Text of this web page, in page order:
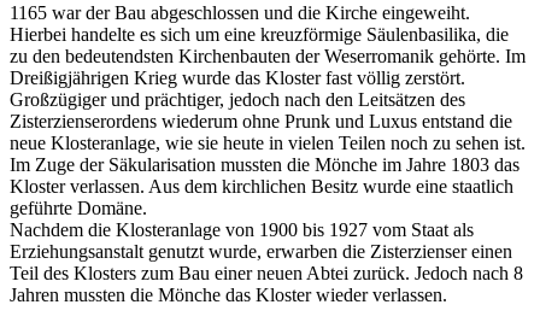
1165 war der Bau abgeschlossen und die Kirche eingeweiht.
Hierbei handelte es sich um eine kreuzförmige Säulenbasilika, die
zu den bedeutendsten Kirchenbauten der Weserromanik gehörte. Im
Dreißigjährigen Krieg wurde das Kloster fast völlig zerstört.
Großzügiger und prächtiger, jedoch nach den Leitsätzen des
Zisterzienserordens wiederum ohne Prunk und Luxus entstand die
neue Klosteranlage, wie sie heute in vielen Teilen noch zu sehen ist.
Im Zuge der Säkularisation mussten die Mönche im Jahre 1803 das
Kloster verlassen. Aus dem kirchlichen Besitz wurde eine staatlich
geführte Domäne.
Nachdem die Klosteranlage von 1900 bis 1927 vom Staat als
Erziehungsanstalt genutzt wurde, erwarben die Zisterzienser einen
Teil des Klosters zum Bau einer neuen Abtei zurück. Jedoch nach 8
Jahren mussten die Mönche das Kloster wieder verlassen.